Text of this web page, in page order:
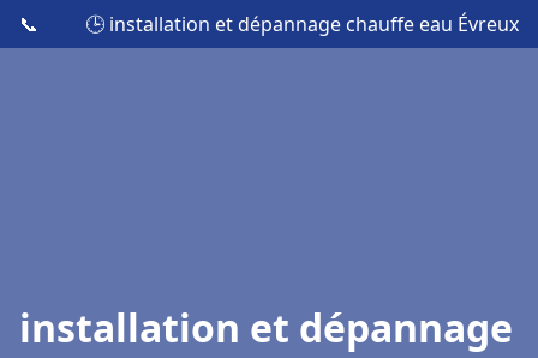
📞 🕒 installation et dépannage chauffe eau Évreux
installation et dépannage